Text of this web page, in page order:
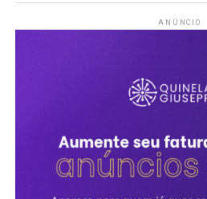
ANÚNCIO